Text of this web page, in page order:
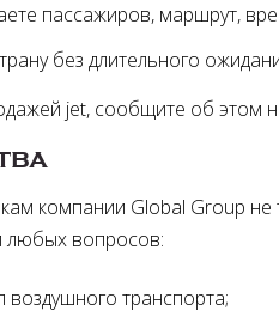
пассажиров, маршрут,
без длительного
jet, сообщите об этом
компании Global Group не
вопросов:
транспорта